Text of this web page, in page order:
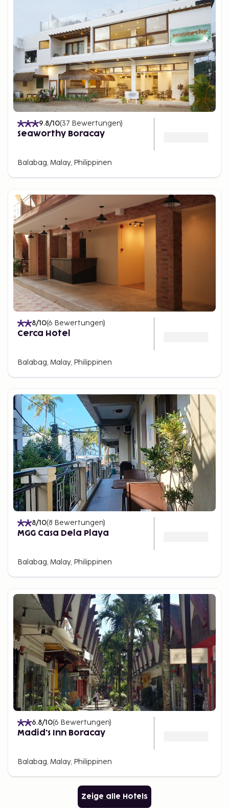
9.8/10(37 Bewertungen)
Seaworthy Boracay
Balabag, Malay, Philippinen
8/10(6 Bewertungen)
Cerca Hotel
Balabag, Malay, Philippinen
8/10(8 Bewertungen)
MGG Casa Dela Playa
Balabag, Malay, Philippinen
6.8/10(6 Bewertungen)
Madid's Inn Boracay
Balabag, Malay, Philippinen
Zeige alle Hotels